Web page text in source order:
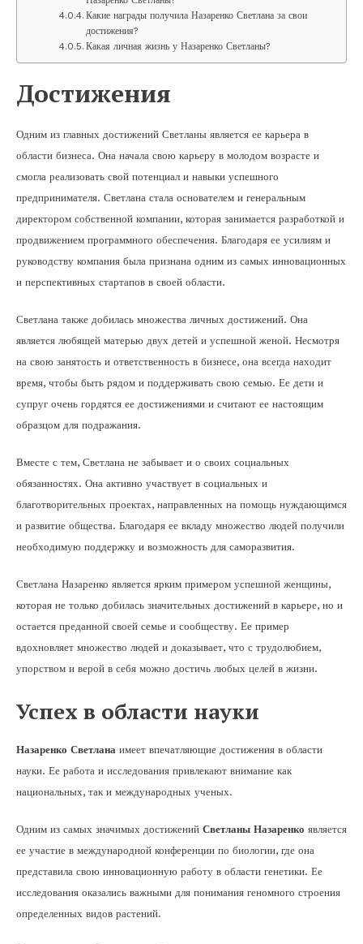
Какие награды получила Назаренко Светлана за свои
достижения?
Какая личная жизнь у Назаренко Светланы?
Достижения
Одним из главных достижений Светланы является ее карьера в
области бизнеса. Она начала свою карьеру в молодом возрасте и
смогла реализовать свой потенциал и навыки успешного
предпринимателя. Светлана стала основателем и генеральным
директором собственной компании, которая занимается разработкой и
продвижением программного обеспечения. Благодаря ее усилиям и
руководству компания была признана одним из самых инновационных
и перспективных стартапов в своей области.
Светлана также добилась множества личных достижений. Она
является любящей матерью двух детей и успешной женой. Несмотря
на свою занятость и ответственность в бизнесе, она всегда находит
время, чтобы быть рядом и поддерживать свою семью. Ее дети и
супруг очень гордятся ее достижениями и считают ее настоящим
образцом для подражания.
Вместе с тем, Светлана не забывает и о своих социальных
обязанностях. Она активно участвует в социальных и
благотворительных проектах, направленных на помощь нуждающимся
и развитие общества. Благодаря ее вкладу множество людей получили
необходимую поддержку и возможность для саморазвития.
Светлана Назаренко является ярким примером успешной женщины,
которая не только добилась значительных достижений в карьере, но и
остается преданной своей семье и сообществу. Ее пример
вдохновляет множество людей и доказывает, что с трудолюбием,
упорством и верой в себя можно достичь любых целей в жизни.
Успех в области науки
Назаренко Светлана имеет впечатляющие достижения в области
науки. Ее работа и исследования привлекают внимание как
национальных, так и международных ученых.
Одним из самых значимых достижений Светланы Назаренко является
ее участие в международной конференции по биологии, где она
представила свою инновационную работу в области генетики. Ее
исследования оказались важными для понимания геномного строения
определенных видов растений.